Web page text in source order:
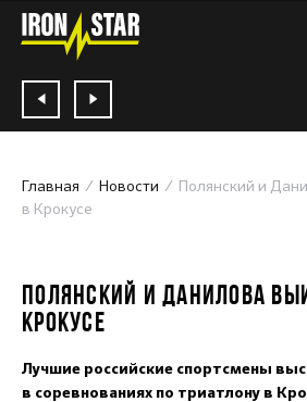
Главная Новости
Полянский и
в Крокусе
ПОЛЯНСКИЙ И ДАНИЛОВА
КРОКУСЕ
Лучшие российские спортсмены
в соревнованиях по триатлону в